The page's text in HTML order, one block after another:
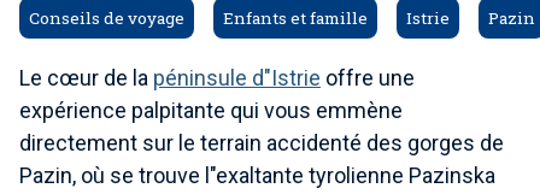
Conseils de voyage Enfants et famille Istrie Pazin
Le cœur de la péninsule d"Istrie offre une
expérience palpitante qui vous emmène
directement sur le terrain accidenté des gorges de
Pazin, où se trouve l"exaltante tyrolienne Pazinska